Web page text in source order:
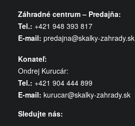
Záhradné centrum – Predajňa:
Tel.: +421 948 393 817
E-mail: predajna@skalky-zahrady.sk
Konateľ:
Ondrej Kurucár:
Tel.: +421 904 444 899
E-mail: kurucar@skalky-zahrady.sk
Sledujte nás: